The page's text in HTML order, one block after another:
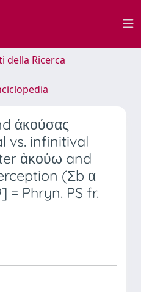
della Ricerca
ἀκούσας
vs. infinitival
ἀκούω and
(Σb α
= Phryn. PS fr.